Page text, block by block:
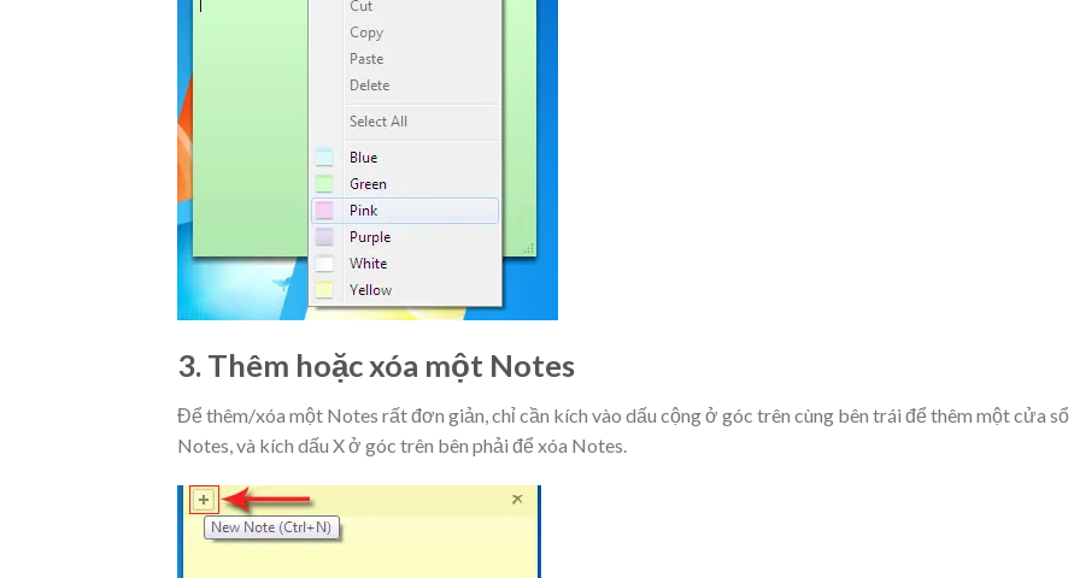
3. Thêm hoặc xóa một Notes
Để thêm/xóa một Notes rất đơn giản, chỉ cần kích vào dấu cộng ở góc trên cùng bên trái để thêm một cửa sổ
Notes, và kích dấu X ở góc trên bên phải để xóa Notes.